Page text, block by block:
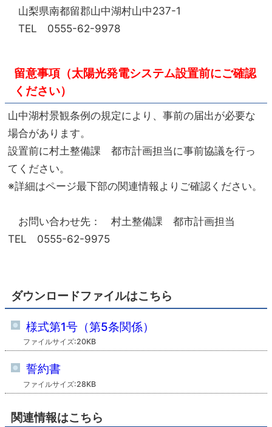
山梨県南都留郡山中湖村山中237-1
TEL 0555-62-9978
留意事項（太陽光発電システム設置前にご確認
ください）
山中湖村景観条例の規定により、事前の届出が必要な
場合があります。
設置前に村土整備課 都市計画担当に事前協議を行っ
てください。
※詳細はページ最下部の関連情報よりご確認ください。
お問い合わせ先： 村土整備課 都市計画担当
TEL 0555-62-9975
ダウンロードファイルはこちら
様式第1号（第5条関係）
ファイルサイズ:20KB
誓約書
ファイルサイズ:28KB
関連情報はこちら